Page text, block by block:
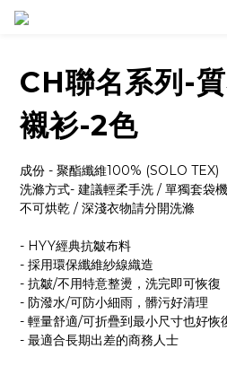
CH聯名系列-
襯衫-2色
成份 - 聚酯纖維100% (SOLO TEX)
洗滌方式- 建議輕柔手洗 / 單獨套袋
不可烘乾 / 深淺衣物請分開洗滌
- HYY經典抗皺布料
- 採用環保纖維紗線織造
- 抗皺/不用特意整燙，洗完即可恢復
- 防潑水/可防小細雨，髒污好清理
- 輕量舒適/可折疊到最小尺寸也好恢
- 最適合長期出差的商務人士